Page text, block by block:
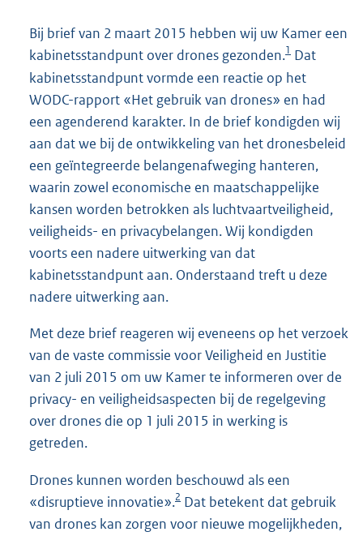
Bij brief van 2 maart 2015 hebben wij uw Kamer een
kabinetsstandpunt over drones gezonden.1 Dat
kabinetsstandpunt vormde een reactie op het
WODC-rapport «Het gebruik van drones» en had
een agenderend karakter. In de brief kondigden wij
aan dat we bij de ontwikkeling van het dronesbeleid
een geïntegreerde belangenafweging hanteren,
waarin zowel economische en maatschappelijke
kansen worden betrokken als luchtvaartveiligheid,
veiligheids- en privacybelangen. Wij kondigden
voorts een nadere uitwerking van dat
kabinetsstandpunt aan. Onderstaand treft u deze
nadere uitwerking aan.
Met deze brief reageren wij eveneens op het verzoek
van de vaste commissie voor Veiligheid en Justitie
van 2 juli 2015 om uw Kamer te informeren over de
privacy- en veiligheidsaspecten bij de regelgeving
over drones die op 1 juli 2015 in werking is
getreden.
Drones kunnen worden beschouwd als een
«disruptieve innovatie».2 Dat betekent dat gebruik
van drones kan zorgen voor nieuwe mogelijkheden,